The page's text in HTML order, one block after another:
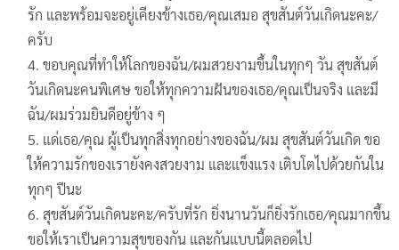
รัก และพร้อมจะอยู่เคียงข้างเธอ/คุณเสมอ สุขสันต์วันเกิดนะคะ/
ครับ
ขอบคุณที่ทำให้โลกของฉัน/ผมสวยงามขึ้นในทุกๆ วัน สุขสันต์
วันเกิดนะคนพิเศษ ขอให้ทุกความฝันของเธอ/คุณเป็นจริง และมี
ฉัน/ผมร่วมยินดีอยู่ข้าง ๆ
แด่เธอ/คุณ ผู้เป็นทุกสิ่งทุกอย่างของฉัน/ผม สุขสันต์วันเกิด ขอ
ให้ความรักของเรายังคงสวยงาม และแข็งแรง เติบโตไปด้วยกันใน
ทุกๆ ปีนะ
สุขสันต์วันเกิดนะคะ/ครับที่รัก ยิ่งนานวันก็ยิ่งรักเธอ/คุณมากขึ้น
ขอให้เราเป็นความสุขของกัน และกันแบบนี้ตลอดไป